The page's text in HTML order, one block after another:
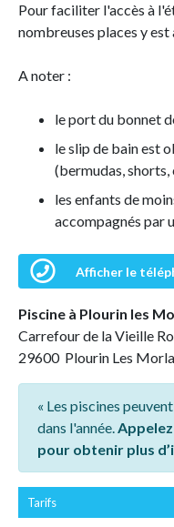
Pour faciliter l'accès à
nombreuses places y
A noter :
le port du bonnet
le slip de bain est
(bermudas, shorts,
les enfants de
accompagnés par
Afficher le
Piscine à Plourin les
Carrefour de la Vieille
29600 Plourin Les
« Les piscines
dans l'année.
pour obtenir plus
Tarifs